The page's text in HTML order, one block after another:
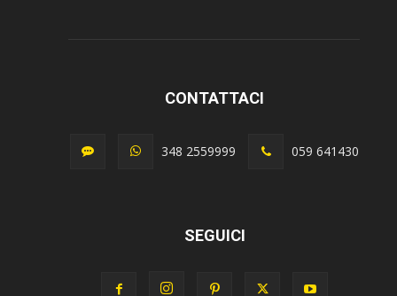
CONTATTACI
348 2559999 059 641430
SEGUICI